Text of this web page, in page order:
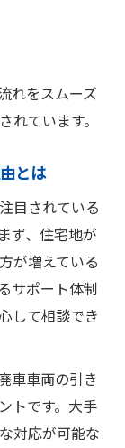
で解説
れを知る
り方とは
のコツ
比の方法
く廃車を
和良比で解
な還付制度
い還付金対
ポイント
での注意事
れをスムーズ
れています。
とは
目されている
ず、住宅地が
が増えている
サポート体制
して相談でき
車車両の引き
トです。大手
対応が可能な